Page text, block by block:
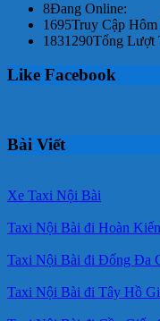
8Đang Online:
1695Truy Cập Hôm
1831290Tổng Lượt
Like Facebook
Bài Viết
Xe Taxi Nội Bài
Taxi Nội Bài đi Hoàn
Taxi Nội Bài đi Đống Đa
Taxi Nội Bài đi Tây Hồ